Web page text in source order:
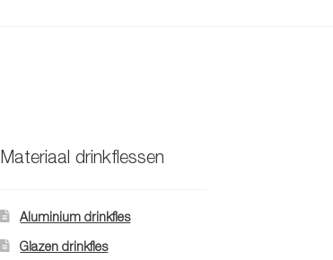
Materiaal drinkflessen
Aluminium drinkfles
Glazen drinkfles